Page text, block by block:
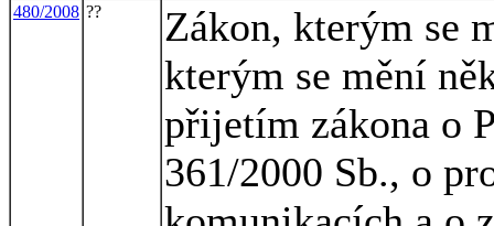
480/2008 ??
Zákon, kterým se
kterým se mění
přijetím zákona o
361/2000 Sb., o